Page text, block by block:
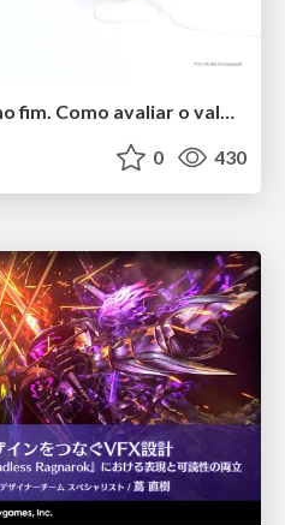
0 430